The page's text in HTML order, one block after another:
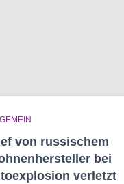
von russischem
bei
verletzt